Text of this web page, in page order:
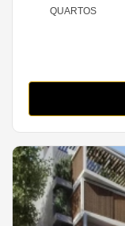
QUARTOS